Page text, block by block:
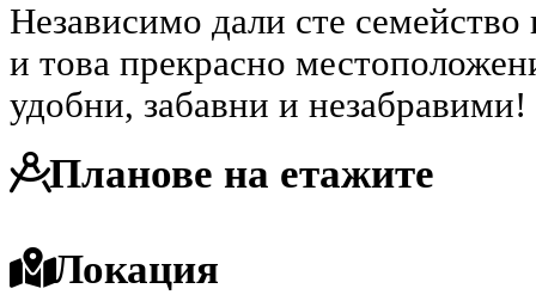
Независимо дали сте
и това прекрасно
удобни, забавни и незабравими!
Планове на етажите
Локация